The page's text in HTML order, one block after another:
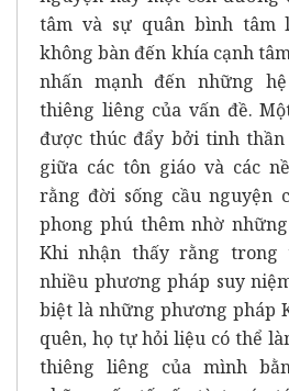
tâm và sự quân bình tâm
không bàn đến khía cạnh
nhấn mạnh đến những
thiêng liêng của vấn đề.
được thúc đẩy bởi tinh
giữa các tôn giáo và các
rằng đời sống cầu nguyện
phong phú thêm nhờ
Khi nhận thấy rằng trong
nhiều phương pháp suy
biệt là những phương pháp
quên, họ tự hỏi liệu có thể
thiêng liêng của mình